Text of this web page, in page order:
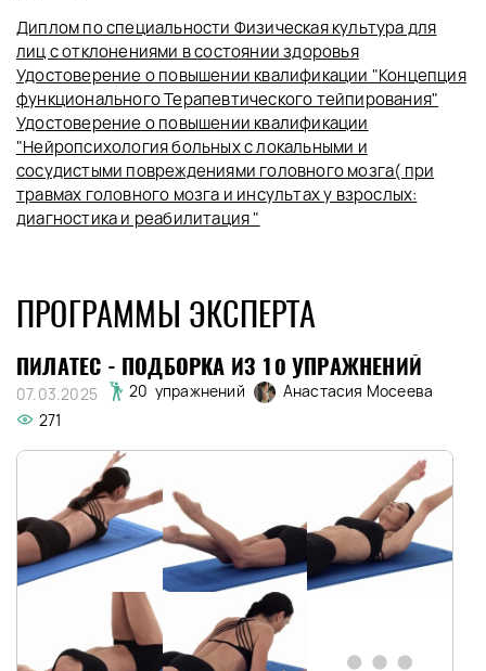
Диплом по специальности Физическая культура для
лиц с отклонениями в состоянии здоровья
Удостоверение о повышении квалификации "Концепция
функционального Терапевтического тейпирования"
Удостоверение о повышении квалификации
"Нейропсихология больных с локальными и
сосудистыми повреждениями головного мозга( при
травмах головного мозга и инсультах у взрослых:
диагностика и реабилитация "
ПРОГРАММЫ ЭКСПЕРТА
ПИЛАТЕС - ПОДБОРКА ИЗ 10 УПРАЖНЕНИЙ
07.03.2025 20 упражнений
Анастасия Мосеева
271